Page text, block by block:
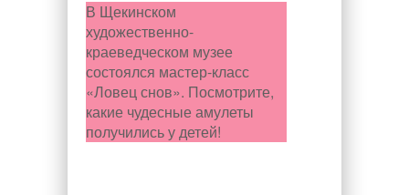
В Щекинском
художественно-
краеведческом музее
состоялся мастер-класс
«Ловец снов». Посмотрите,
какие чудесные амулеты
получились у детей!